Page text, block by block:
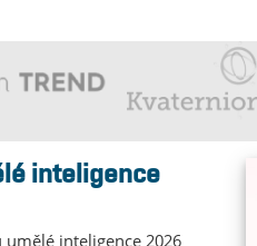
inteligence 2026